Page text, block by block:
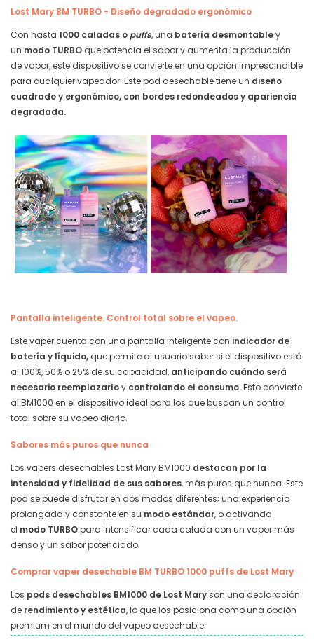
Lost Mary BM TURBO - Diseño degradado ergonómico
Con hasta 1000 caladas o puffs, una batería desmontabley
un modo TURBO que potencia el sabor y aumenta la producción
de vapor, este dispositivo se convierte en una opción imprescindible
para cualquier vapeador. Este pod desechable tiene un diseño
cuadrado y ergonómico, con bordes redondeados y apariencia
degradada.
Pantalla inteligente. Control total sobre el vapeo.
Este vaper cuenta con una pantalla inteligente con indicador de
batería y líquido, que permite al usuario saber si el dispositivo está
al 100%, 50% o 25% de su capacidad, anticipando cuándo será
necesario reemplazarloy controlando el consumo.Esto convierte
al BM1000 en el dispositivo ideal para los que buscan un control
total sobre su vapeo diario.
Sabores más puros que nunca
Los vapers desechables Lost Mary BM1000 destacan por la
intensidad y fidelidad de sus sabores, más puros que nunca. Este
pod se puede disfrutar en dos modos diferentes; una experiencia
prolongada y constante en su modo estándar, o activando
el modo TURBOpara intensificar cada calada con un vapor más
denso y un sabor potenciado.
Comprar vaper desechable BM TURBO 1000 puffs de Lost Mary
Los pods desechables BM1000 de Lost Maryson una declaración
de rendimiento y estética, lo que los posiciona como una opción
premium en el mundo del vapeo desechable.